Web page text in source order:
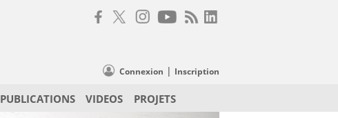
Connexion | Inscription
PUBLICATIONS VIDEOS PROJETS